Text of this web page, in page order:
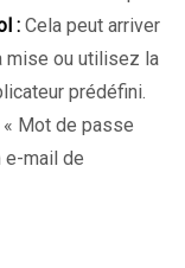
: Cela peut arriver
mise ou utilisez la
prédéfini.
Mot de passe
e-mail de